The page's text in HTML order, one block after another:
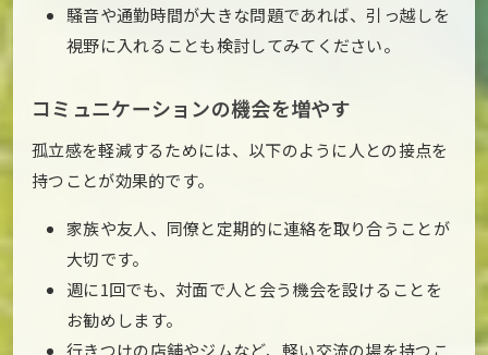
騒音や通勤時間が大きな問題であれば、引っ越しを
視野に入れることも検討してみてください。
コミュニケーションの機会を増やす
孤立感を軽減するためには、以下のように人との接点を
持つことが効果的です。
家族や友人、同僚と定期的に連絡を取り合うことが
大切です。
週に1回でも、対面で人と会う機会を設けることを
お勧めします。
行きつけの店舗やジムなど、軽い交流の場を持つこ